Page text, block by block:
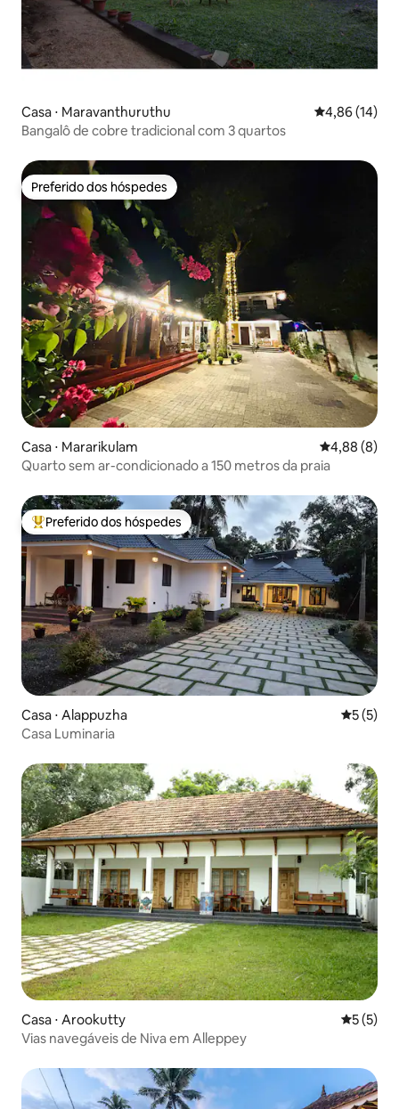
Casa ⋅ Maravanthuruthu 4,86 de uma
4,86 (14)
Bangalô de cobre tradicional com 3 quartos
Preferido dos hóspedes
Preferido dos hóspedes
Casa ⋅ Mararikulam 4,88 de uma
4,88 (8)
Quarto sem ar-condicionado a 150 metros da praia
Entre os melhores preferidos dos hóspedes
Preferido dos hóspedes
Casa ⋅ Alappuzha 5 de
5 (5)
Casa Luminaria
Casa ⋅ Arookutty 5 de
5 (5)
Vias navegáveis de Niva em Alleppey